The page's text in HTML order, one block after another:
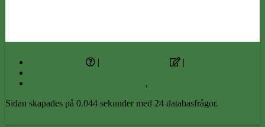
| |
,
Sidan skapades på 0.044 sekunder med 24 databasfrågor.